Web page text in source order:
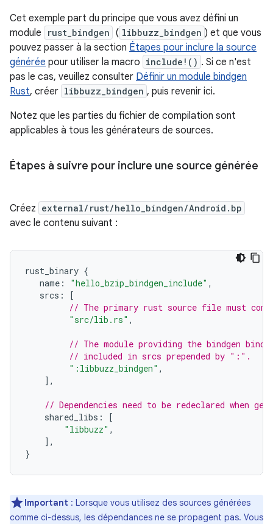
Cet exemple part du principe que vous avez défini un
module
rust_bindgen ( libbuzz_bindgen ) et que vous
pouvez passer à la section Étapes pour inclure la source
générée pour utiliser la macro include!() . Si ce n'est
pas le cas, veuillez consulter Définir un module bindgen
Rust, créer libbuzz_bindgen , puis revenir ici.
Notez que les parties du fichier de compilation sont
applicables à tous les générateurs de sources.
Étapes à suivre pour inclure une source générée
Créez external/rust/hello_bindgen/Android.bp
avec le contenu suivant :
rust_binary {
name : "hello_bzip_bindgen_include" ,
srcs :
[
// The primary rust source file must
"src/lib.rs" ,
// The module providing the bindgen
// included in srcs prepended by ":".
":libbuzz_bindgen" ,
],
// Dependencies need to be redeclared when
shared_libs :
[
"libbuzz" ,
],
}
Important : Lorsque vous utilisez des sources générées
comme ci-dessus, les dépendances ne se propagent pas. Vous